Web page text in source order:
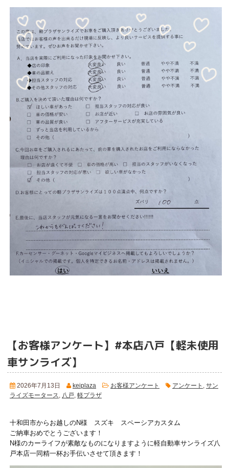
【お客様アンケート】#本店八戸【軽未使用
車サンライズ】
2026年7月13日 keiplaza お客様アンケート アンケート
サン
ライズモータース
八戸 軽プラザ
十和田市からお越しのN様 スズキ スペーシアカスタム
ご納車おめでとうございます！
N様のカーライフが素敵なものになりますように軽自動車サンライズ八
戸本店一同精一杯お手伝いさせて頂きます！